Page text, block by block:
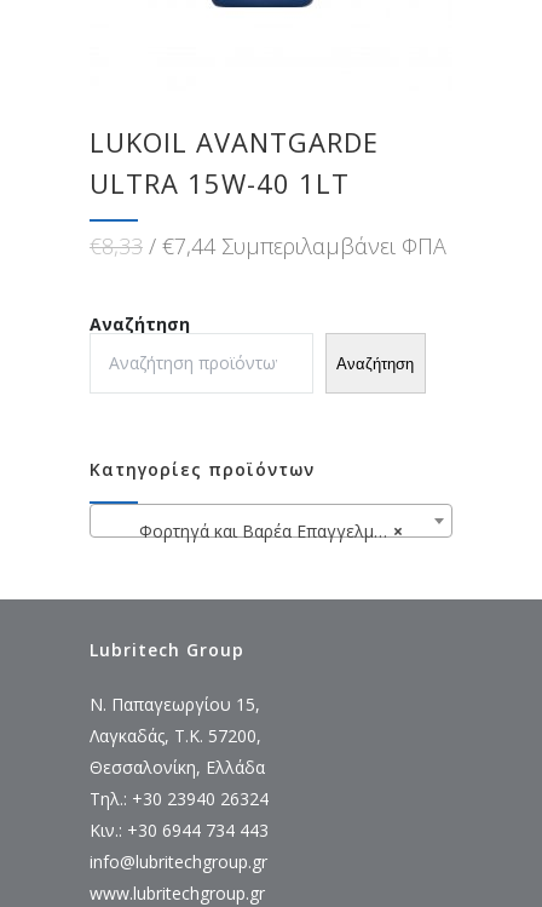
LUKOIL AVANTGARDE
ULTRA 15W-40 1LT
€8,33Original
price
€8,33.
€7,44Η
τρέχουσα
€7,44.
Συμπεριλαμβάνει ΦΠΑ
Αναζήτηση
Αναζήτηση
Κατηγορίες προϊόντων
×
Φορτηγά και Βαρέα Επαγγελματικά Οχήματα
Lubritech Group
Ν. Παπαγεωργίου 15,
Λαγκαδάς, Τ.Κ. 57200,
Θεσσαλονίκη, Ελλάδα
Τηλ.: +30 23940 26324
Κιν.: +30 6944 734 443
info@lubritechgroup.gr
www.lubritechgroup.gr